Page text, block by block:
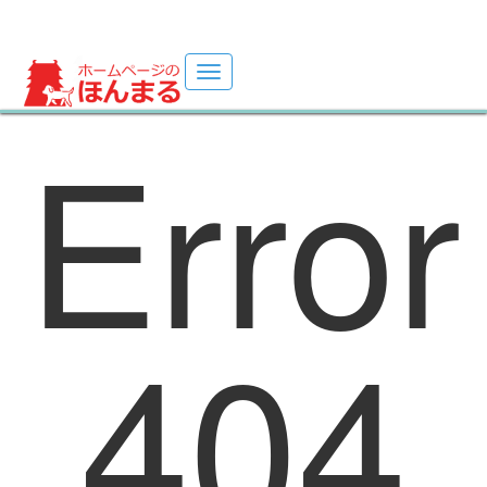
ホームページ制作サイト(・ω・U)
Toggle
navigation
Error